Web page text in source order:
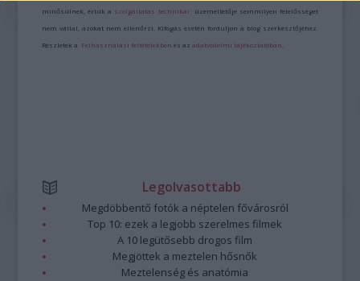
minősülnek, értük a szolgáltatás technikai üzemeltetője semmilyen felelősséget
nem vállal, azokat nem ellenőrzi. Kifogás esetén forduljon a blog szerkesztőjéhez.
Részletek a Felhasználási feltételekben és azadatvédelmi tájékoztatóban
Legolvasottabb
Megdöbbentő fotók a néptelen fővárosról
Top 10: ezek a legjobb szerelmes filmek
A 10 legütősebb drogos film
Megjöttek a meztelen hősnők
Meztelenség és anatómia